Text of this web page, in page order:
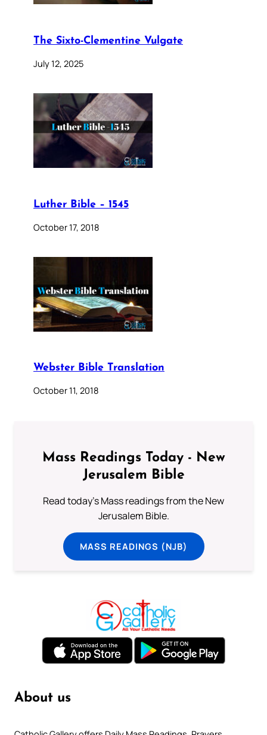
The Sixto-Clementine Vulgate
July 12, 2025
Luther Bible – 1545
October 17, 2018
Webster Bible Translation
October 11, 2018
Mass Readings Today - New
Jerusalem Bible
Read today's Mass readings from the New
Jerusalem Bible.
MASS READINGS (NJB)
About us